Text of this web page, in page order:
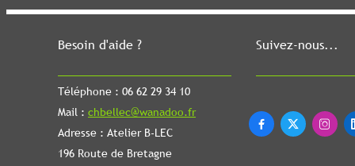
Besoin d'aide ?
Téléphone : 06 62 29 34 10
Mail : chbellec@wanadoo.fr
Adresse : Atelier B-LEC
196 Route de Bretagne
Suivez-nous...
  